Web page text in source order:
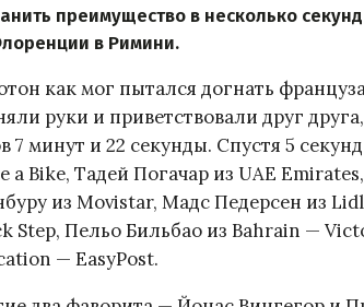
преимущество в несколько
в Римини.
как мог пытался догнать
руки и приветствовали друг
7 минут и 22 секунды. Спустя 5
a Bike, Тадей Погачар из UAE
из Movistar, Мадс Педерсен из
Step, Пельо Бильбао из Bahrain —
— EasyPost.